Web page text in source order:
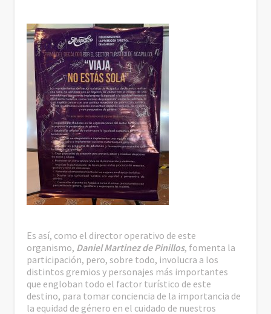
Es así, como el director operativo de este
organismo, Daniel Martinez de Pinillos, fomenta la
participación, pero, sobre todo, involucra a los
distintos gremios y personajes más importantes
que engloban todo el factor turístico de este
destino, para tomar conciencia de la importancia de
la equidad de género en el cuidado de nuestros